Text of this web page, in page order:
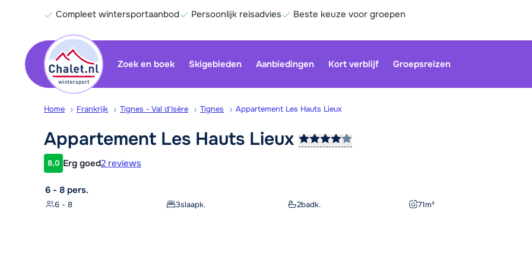
Compleet wintersportaanbod Persoonlijk reisadvies Beste keuze voor groepen
Zoek en boek Skigebieden Aanbiedingen Kort verblijf Groepsreizen
Home Frankrijk Tignes - Val d'Isère Tignes Appartement Les Hauts Lieux
Appartement Les Hauts Lieux
Klantwaardering
8,0 Erg goed2 reviews
6 - 8 pers.
6 - 8 3slaapk. 2badk. 71m²